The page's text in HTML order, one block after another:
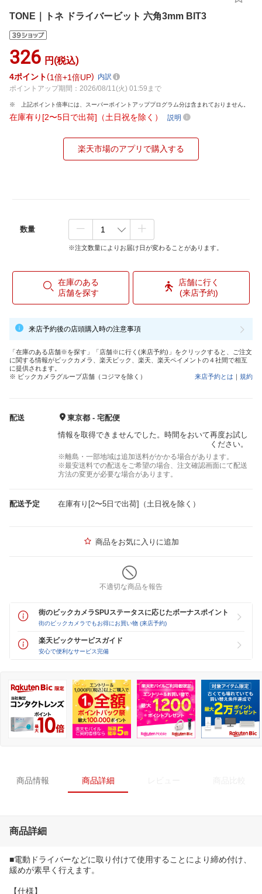
TONE｜トネ ドライバービット 六角3mm BIT3
326 円(税込)
4ポイント 1倍 1倍UP
内訳
ポイントアップ期間：2026/08/11(火) 01:59まで
上記ポイント倍率には、スーパーポイントアッププログラム分は含まれておりません。
在庫有り[2〜5日で出荷]（土日祝を除く） 説明
楽天市場のアプリで購入する
数量
※注文数量によりお届け日が変わることがあります。
在庫のある
店舗を探す
店舗に行く
(来店予約)
来店予約後の店頭購入時の注意事項
「在庫のある店舗※を探す」「店舗※に行く(来店予約)」をクリックすると、ご注文
に関する情報がビックカメラ、楽天ビック、楽天、楽天ペイメントの４社間で相互
に提供されます。
※ ビックカメラグループ店舗（コジマを除く）
来店予約とは ｜ 規約
配送
東京都 - 宅配便
情報を取得できませんでした。時間をおいて再度お試し
ください。
※離島・一部地域は追加送料がかかる場合があります。
※最安送料での配送をご希望の場合、注文確認画面にて配送
方法の変更が必要な場合があります。
配送予定 在庫有り[2〜5日で出荷]（土日祝を除く）
商品をお気に入りに追加
不適切な商品を報告
街のビックカメラSPUステータスに応じたボーナスポイント
街のビックカメラでもお得にお買い物 (来店予約)
楽天ビックサービスガイド
安心で便利なサービス完備
商品情報 商品詳細
商品詳細
■電動ドライバーなどに取り付けて使用することにより締め付け、
緩めが素早く行えます。
【仕様】